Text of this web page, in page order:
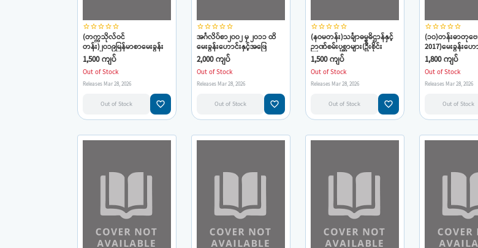
star_borderstar_borderstar_borderstar_borderstar_border
(တက္ကသိုလ်ဝင်
တန်း)၂၀၁၉မြန်မာစာမေးခွန်း
ပုံစံသစ်၊(အနီ)မေးခွန်း
နံပါတ်၆(ခ)(၁၀မှတ်တန်)(ဆရာ
ကျော်)
1,500 ကျပ်
Out of Stock
Releases Mar 28, 2026
Out of Stock favorite_border
star_borderstar_borderstar_borderstar_borderstar_border
အင်္ဂလိပ်စာ၂၀၀၂ မှ ၂၀၁၁ ထိ
မေးခွန်းဟောင်းနှင့်အဖြေ
များ(ဦးတင်ထွန်း)
2,000 ကျပ်
Out of Stock
Releases Mar 28, 2026
Out of Stock favorite_border
star_borderstar_borderstar_borderstar_borderstar_border
(နဝမတန်း)သင်္ချာဓမ္မဓိဌာန်နှင့်
ဉာဏ်စမ်းပုစ္ဆာများ(ဦးစိုင်း
ဇော်)ဂုဏ်ထူးလက်ဆောင်
1,500 ကျပ်
Out of Stock
Releases Mar 28, 2026
Out of Stock favorite_border
star_borderstar_borderstar_borderstar_borderstar_border
(၁၀)တန်းဓာတုဗေ
2017)မေးခွန်းဟော
စုစည်းချက်(ဦးစန်း
မောင်)လက်ဆောင်
1,800 ကျပ်
Out of Stock
Releases Mar 28, 2026
Out of Stock